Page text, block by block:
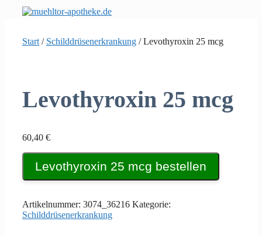
Start / Schilddrüsenerkrankung / Levothyroxin 25 mcg
Levothyroxin 25 mcg
60,40 €
Levothyroxin 25 mcg bestellen
Artikelnummer: 3074_36216 Kategorie:
Schilddrüsenerkrankung